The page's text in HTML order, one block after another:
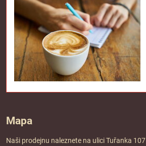
Mapa
Naši prodejnu naleznete na ulici Tuřanka 107